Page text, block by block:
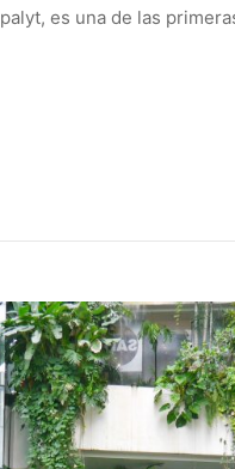
es una de las